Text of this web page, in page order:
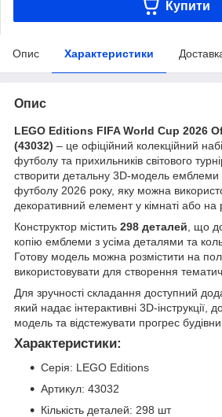
Купити
Опис Характеристики
Опис
LEGO Editions FIFA World Cup 2026
(43032) – це офіційний колекційний
футболу та прихильників світового
створити детальну 3D-модель емблеми
футболу 2026 року, яку можна
декоративний елемент у кімнаті або на
Конструктор містить 298 деталей , що
копію емблеми з усіма деталями та
Готову модель можна розмістити на
використовувати для створення
Для зручності складання доступний
який надає інтерактивні 3D-інструкції,
модель та відстежувати прогрес
Характеристики:
Серія: LEGO Editions
Артикул: 43032
Кількість деталей: 298 шт